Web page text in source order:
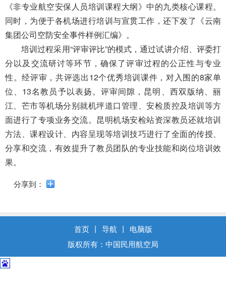
《非专业航空安保人员培训课程大纲》中的九类核心课程。
同时，为便于各机场进行培训与宣贯工作，还下发了《云南
集团公司空防安全事件样例汇编》。
培训过程采用“评审评比”的模式，通过试讲介绍、评委打
分以及交流研讨等环节，确保了评审过程的公正性与专业
性。经评审，共评选出12个优秀培训课件，对入围的8家单
位、13名教员予以表扬。评审间隙，昆明、西双版纳、丽
江、芒市等机场分别就机坪道口管理、安检质控及培训等方
面进行了专项业务交流。昆明机场安检站资深教员还就培训
方法、课程设计、内容呈现等培训技巧进行了全面的传授、
分享和交流，有效提升了教员团队的专业技能和岗位培训效
果。
分享到：
首页 丨 导航 丨
电脑版
版权所有：中国民用航空局
浪
键
打
导
盲
模
式